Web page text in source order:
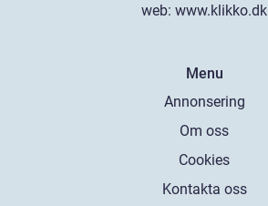
web: www.klikko.dk
Menu
Annonsering
Om oss
Cookies
Kontakta oss